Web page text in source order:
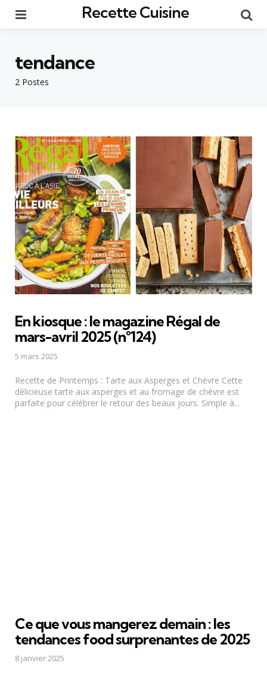
Recette Cuisine
2 Postes
tendance
En kiosque : le magazine Régal de
mars-avril 2025 (n°124)
5 mars 2025
Recette de Printemps : Tarte aux Asperges et Chèvre Cette
délicieuse tarte aux asperges et au fromage de chèvre est
parfaite pour célébrer le retour des beaux jours. Simple à...
Ce que vous mangerez demain : les
tendances food surprenantes de 2025
8 janvier 2025